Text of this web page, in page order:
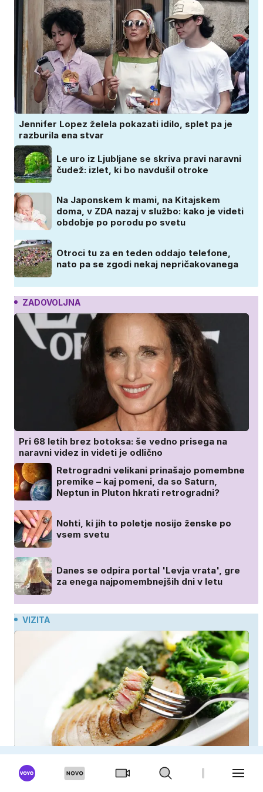
Jennifer Lopez želela pokazati idilo, splet pa je
razburila ena stvar
Le uro iz Ljubljane se skriva pravi naravni
čudež: izlet, ki bo navdušil otroke
Na Japonskem k mami, na Kitajskem
doma, v ZDA nazaj v službo: kako je videti
obdobje po porodu po svetu
Otroci tu za en teden oddajo telefone,
nato pa se zgodi nekaj nepričakovanega
ZADOVOLJNA
Pri 68 letih brez botoksa: še vedno prisega na
naravni videz in videti je odlično
Retrogradni velikani prinašajo pomembne
premike – kaj pomeni, da so Saturn,
Neptun in Pluton hkrati retrogradni?
Nohti, ki jih to poletje nosijo ženske po
vsem svetu
Danes se odpira portal 'Levja vrata', gre
za enega najpomembnejših dni v letu
VIZITA
je najbolj nezdrava riba, ki jo mnogi redno uživajo